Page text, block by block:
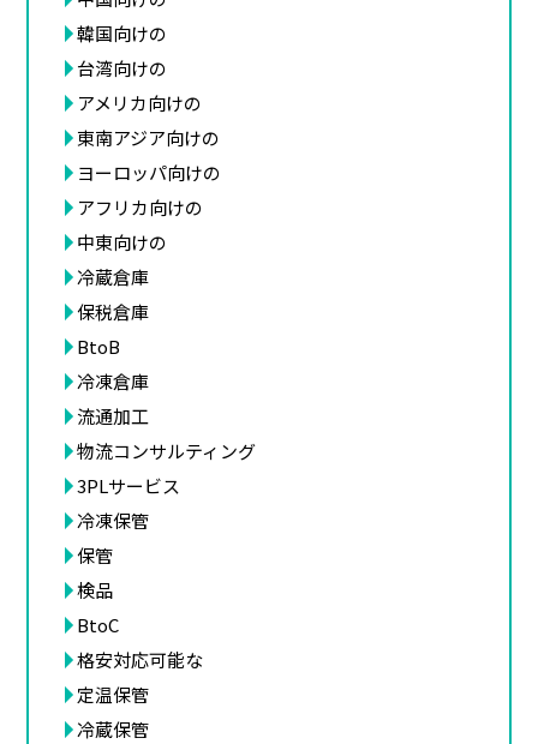
韓国向けの
台湾向けの
アメリカ向けの
東南アジア向けの
ヨーロッパ向けの
アフリカ向けの
中東向けの
冷蔵倉庫
保税倉庫
BtoB
冷凍倉庫
流通加工
物流コンサルティング
3PLサービス
冷凍保管
保管
検品
BtoC
格安対応可能な
定温保管
冷蔵保管